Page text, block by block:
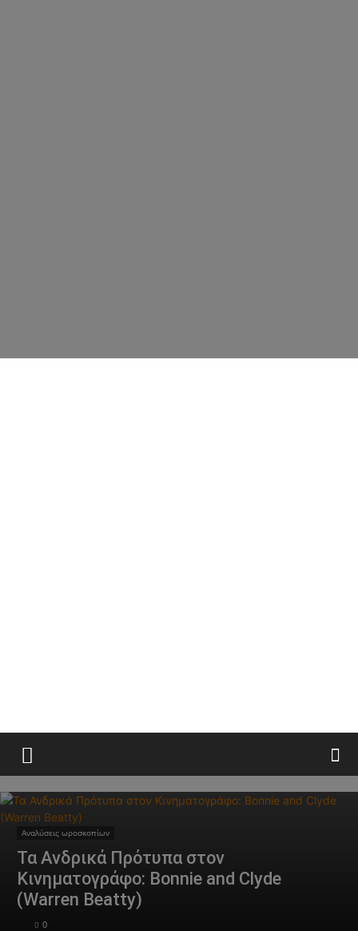
Αναλύσεις ωροσκοπίων
Τα Ανδρικά Πρότυπα στον
Κινηματογράφο: Bonnie and Clyde
(Warren Beatty)
0